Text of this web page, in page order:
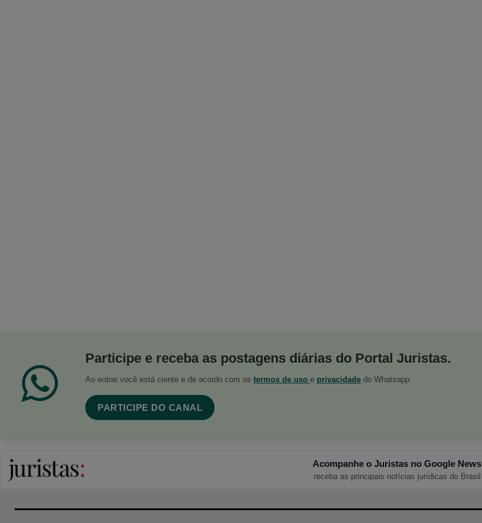
Participe e receba as postagens diárias do Portal Juristas.
Ao entrar você está ciente e de acordo com os termos de uso e privacidade do Whatsapp.
PARTICIPE DO CANAL
Acompanhe o Juristas no Google News
receba as principais notícias jurídicas do Brasil